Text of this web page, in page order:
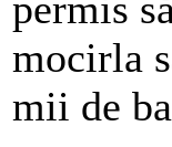
mocirla
mii de